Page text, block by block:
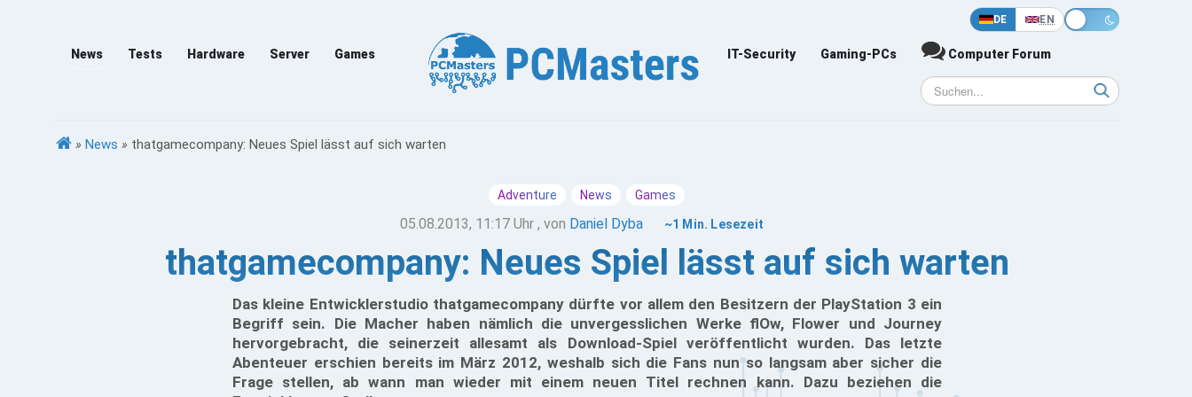
DE EN
News Tests Hardware Server Games IT-Security Gaming-PCs Computer Forum
» News » thatgamecompany: Neues Spiel lässt auf sich warten
Adventure News Games
05.08.2013, 11:17 Uhr , von Daniel Dyba ~1 Min. Lesezeit
thatgamecompany: Neues Spiel lässt auf sich warten
Das kleine Entwicklerstudio thatgamecompany dürfte vor allem den Besitzern der PlayStation 3 ein
Begriff sein. Die Macher haben nämlich die unvergesslichen Werke flOw, Flower und Journey
hervorgebracht, die seinerzeit allesamt als Download-Spiel veröffentlicht wurden. Das letzte
Abenteuer erschien bereits im März 2012, weshalb sich die Fans nun so langsam aber sicher die
Frage stellen, ab wann man wieder mit einem neuen Titel rechnen kann. Dazu beziehen die